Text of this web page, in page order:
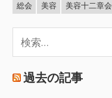
総会
美容 美容十二章会
索:
過去の記事